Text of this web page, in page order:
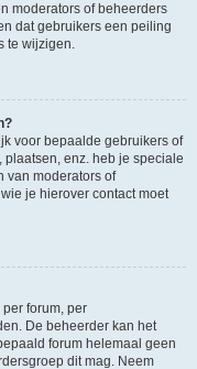
moderators of beheerders
dat gebruikers een peiling
te wijzigen.
voor bepaalde gebruikers of
enz. heb je speciale
van moderators of
je hierover contact moet
forum, per
De beheerder kan het
forum helemaal geen
dit mag. Neem